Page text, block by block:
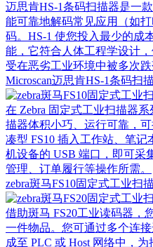
迈思肯HS-1条码扫描器是一
能可靠地解码常见应用（如
码。HS-1 使您投入最少的成
能，它符合人体工程学设计
受在恶劣工业环境中被多次跌
Microscan迈思肯HS-1条码扫
在 Zebra 固定式工业扫描器
描器体积小巧、运行可靠，
凑型 FS10 插入工作站、笔
机设备的 USB 端口，即可采
管理、订单履行等操作所需。
zebra斑马FS10固定式工业扫
借助斑马 FS20工业读码器，
一件物品。您可通过多个连
成至 PLC 或 Host 网络中，